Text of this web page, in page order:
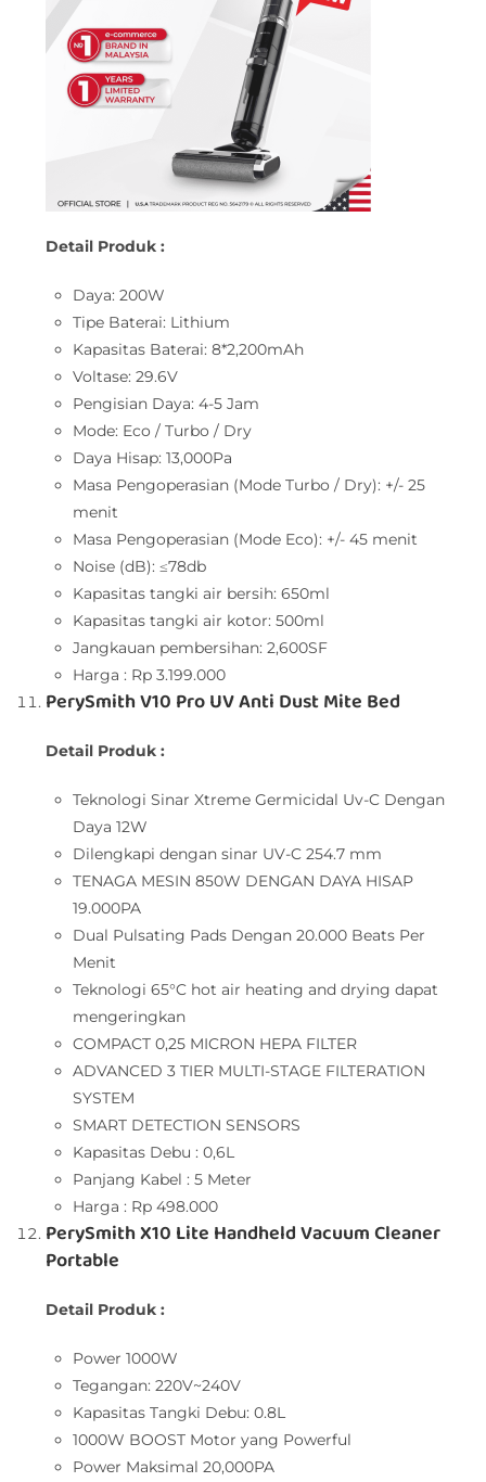
Detail Produk :
Daya: 200W
Tipe Baterai: Lithium
Kapasitas Baterai: 8*2,200mAh
Voltase: 29.6V
Pengisian Daya: 4-5 Jam
Mode: Eco / Turbo / Dry
Daya Hisap: 13,000Pa
Masa Pengoperasian (Mode Turbo / Dry): +/- 25
menit
Masa Pengoperasian (Mode Eco): +/- 45 menit
Noise (dB): ≤78db
Kapasitas tangki air bersih: 650ml
Kapasitas tangki air kotor: 500ml
Jangkauan pembersihan: 2,600SF
Harga : Rp 3.199.000
PerySmith V10 Pro UV Anti Dust Mite Bed
Detail Produk :
Teknologi Sinar Xtreme Germicidal Uv-C Dengan
Daya 12W
Dilengkapi dengan sinar UV-C 254.7 mm
TENAGA MESIN 850W DENGAN DAYA HISAP
19.000PA
Dual Pulsating Pads Dengan 20.000 Beats Per
Menit
Teknologi 65°C hot air heating and drying dapat
mengeringkan
COMPACT 0,25 MICRON HEPA FILTER
ADVANCED 3 TIER MULTI-STAGE FILTERATION
SYSTEM
SMART DETECTION SENSORS
Kapasitas Debu : 0,6L
Panjang Kabel : 5 Meter
Harga : Rp 498.000
PerySmith X10 Lite Handheld Vacuum Cleaner
Portable
Detail Produk :
Power 1000W
Tegangan: 220V~240V
Kapasitas Tangki Debu: 0.8L
1000W BOOST Motor yang Powerful
Power Maksimal 20,000PA